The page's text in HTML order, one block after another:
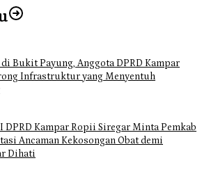
Bukit Payung, Anggota DPRD Kampar
Infrastruktur yang Menyentuh
DPRD Kampar Ropii Siregar Minta Pemkab
Ancaman Kekosongan Obat demi
Dihati